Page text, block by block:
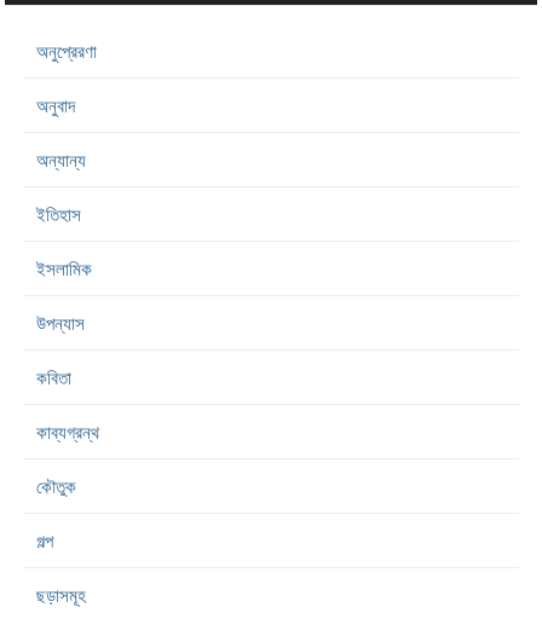
অনুপ্রেরণা
অনুবাদ
অন্যান্য
ইতিহাস
ইসলামিক
উপন্যাস
কবিতা
কাব্যগ্রন্থ
কৌতুক
গল্প
ছড়াসমূহ